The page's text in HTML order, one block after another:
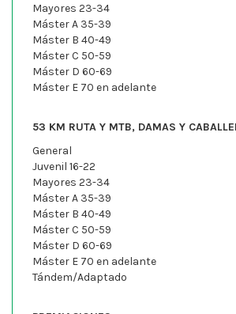
Mayores 23-34
Máster A 35-39
Máster B 40-49
Máster C 50-59
Máster D 60-69
Máster E 70 en adelante
53 KM RUTA Y MTB, DAMAS Y
General
Juvenil 16-22
Mayores 23-34
Máster A 35-39
Máster B 40-49
Máster C 50-59
Máster D 60-69
Máster E 70 en adelante
Tándem/Adaptado